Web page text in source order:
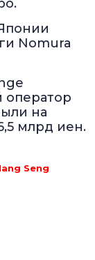
Nomura
оператор
на
млрд иен.
Seng